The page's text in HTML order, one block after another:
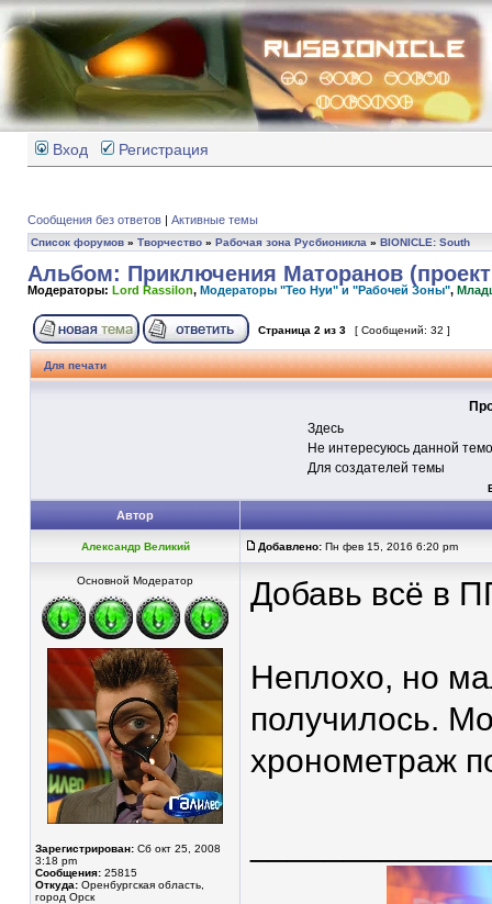
Вход Регистрация
Сообщения без ответов | Активные темы
Список форумов » Творчество » Рабочая зона Русбионикла » BIONICLE: South
Альбом: Приключения Маторанов
Модераторы: Lord Rassilon, Модераторы "Тео Нуи" и "Рабочей Зоны",
Страница 2 из 3 [ Сообщений: 32 ]
Для печати
Здесь
Не интересуюсь данной
Для создателей темы
Автор
Александр Великий Добавлено: Пн фев 15, 2016 6:20 pm
Основной Модератор
Зарегистрирован: Сб окт 25, 2008
3:18 pm
Сообщения: 25815
Откуда: Оренбургская область,
город Орск
Добавь всё в
Неплохо, но
получилось.
хронометраж